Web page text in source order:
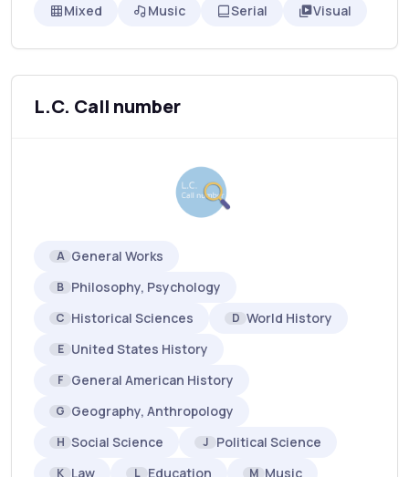
Mixed
Music Serial Visual
L.C. Call number
A General Works
B Philosophy, Psychology
C Historical Sciences D World History
E United States History
F General American History
G Geography, Anthropology
H Social Science J Political Science
K Law L Education M Music